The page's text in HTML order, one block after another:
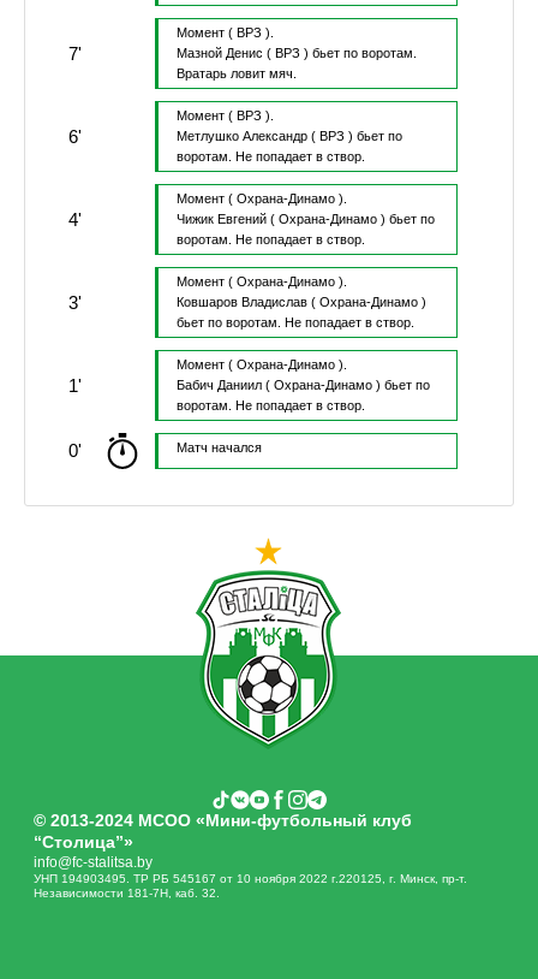
7'
Момент ( ВРЗ ).
Мазной Денис ( ВРЗ ) бьет по воротам.
Вратарь ловит мяч.
6'
Момент ( ВРЗ ).
Метлушко Александр( ВРЗ ) бьет по
воротам.
Не попадает в створ.
4'
Момент ( Охрана-Динамо ).
Чижик Евгений( Охрана-Динамо ) бьет по
воротам.
Не попадает в створ.
3'
Момент ( Охрана-Динамо ).
Ковшаров Владислав( Охрана-Динамо )
бьет по воротам.
Не попадает в створ.
1'
Момент ( Охрана-Динамо ).
Бабич Даниил( Охрана-Динамо ) бьет по
воротам.
Не попадает в створ.
0' Матч начался
© 2013-2024 МСОО «Мини-футбольный клуб
“Столица”»
info@fc-stalitsa.by
УНП 194903495. ТР РБ 545167 от 10 ноября 2022 г.220125, г. Минск, пр-т.
Независимости 181-7Н, каб. 32.